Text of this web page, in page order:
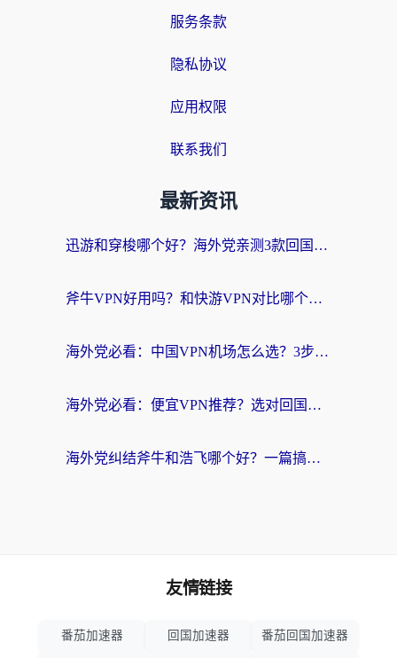
服务条款
隐私协议
应用权限
联系我们
最新资讯
迅游和穿梭哪个好？海外党亲测3款回国加速器+手游加速对比，附避坑指南
斧牛VPN好用吗？和快游VPN对比哪个回国效果更好？马来西亚留学生亲测分享
海外党必看：中国VPN机场怎么选？3步教你无缝访问国内资源（附避坑指南）
海外党必看：便宜VPN推荐？选对回国加速器才能无缝刷国内剧玩国服
海外党纠结斧牛和浩飞哪个好？一篇搞定回国加速器选择+无缝访问国内资源指南
友情链接
番茄加速器 回国加速器 番茄回国加速器